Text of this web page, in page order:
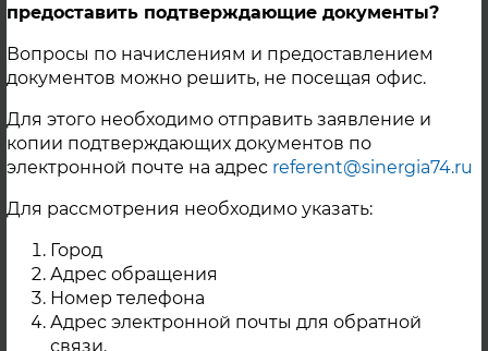
предоставить подтверждающие документы?
Вопросы по начислениям и предоставлением
документов можно решить, не посещая офис.
Для этого необходимо отправить заявление и
копии подтверждающих документов по
электронной почте на адрес referent@sinergia74.ru
Для рассмотрения необходимо указать:
Город
Адрес обращения
Номер телефона
Адрес электронной почты для обратной
связи.
Возобновление подачи теплоносителя
будет осуществлено после выполнения
ремонтных работ теплосетевой
организацией ООО «ПКП-Синергия» и
проведения повторных успешных
гидравлических испытаний. За
восстановления рабочего состояния
трубопроводов тепловых сетей следует
обращаться в диспетчерскую службу ООО
«ПКП-Синергия» по телефону 8 351 394
3023.